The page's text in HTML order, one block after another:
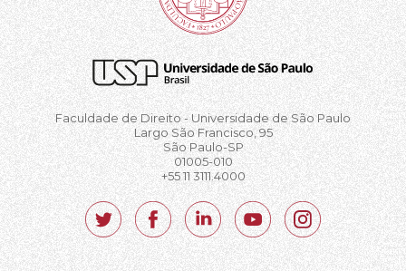
Faculdade de Direito - Universidade de São Paulo
Largo São Francisco, 95
São Paulo-SP
01005-010
+55 11 3111.4000